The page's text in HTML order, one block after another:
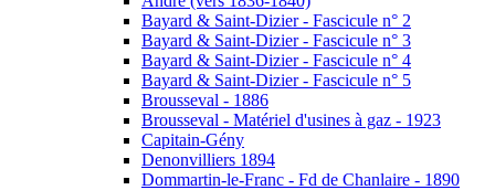
Bayard & Saint-Dizier - Fascicule n° 2
Bayard & Saint-Dizier - Fascicule n° 3
Bayard & Saint-Dizier - Fascicule n° 4
Bayard & Saint-Dizier - Fascicule n° 5
Brousseval - 1886
Brousseval - Matériel d'usines à gaz - 1923
Capitain-Gény
Denonvilliers 1894
Dommartin-le-Franc - Fd de Chanlaire - 1890